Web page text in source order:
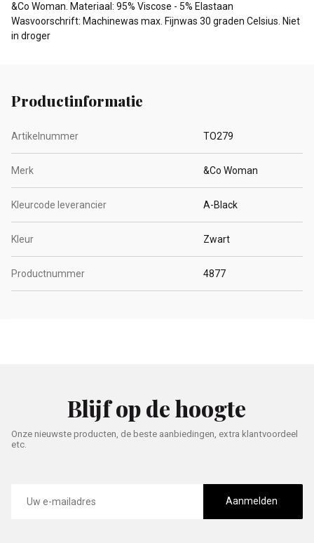
&Co Woman. Materiaal: 95% Viscose - 5% Elastaan
Wasvoorschrift: Machinewas max. Fijnwas 30 graden Celsius. Niet
in droger
Productinformatie
Artikelnummer TO279
Merk &Co Woman
Kleurcode leverancier A-Black
Kleur Zwart
Productnummer 4877
Blijf op de hoogte
Onze nieuwste producten, de beste aanbiedingen, extra klantvoordeel
etc.
mailadres
Aanmelden